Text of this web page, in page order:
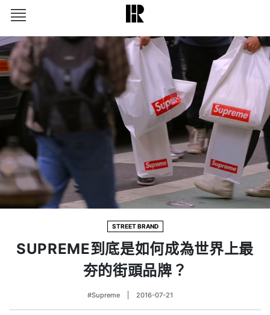
STREET BRAND
SUPREME到底是如何成為世界上最
夯的街頭品牌？
#Supreme 2016-07-21